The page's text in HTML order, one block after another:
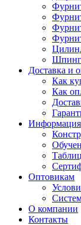
Доставка и
Как
Как
Информация
Оптовикам
О компании
Контакты